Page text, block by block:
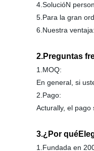
4.SolucióN
5.Para la gran
6.Nuestra
2.Preguntas
1.MOQ:
En general, si
2.Pago:
Acturally, el
3.¿Por
1.Fundada en